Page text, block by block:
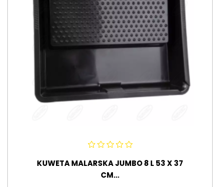
KUWETA MALARSKA JUMBO 8 L 53 X 37
CM...